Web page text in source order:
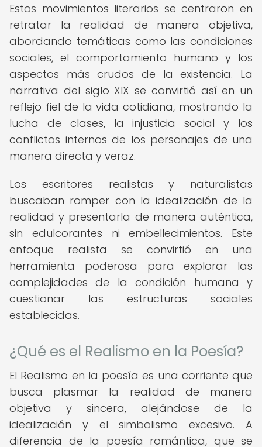
Estos movimientos literarios se centraron en
retratar la realidad de manera objetiva,
abordando temáticas como las condiciones
sociales, el comportamiento humano y los
aspectos más crudos de la existencia. La
narrativa del siglo XIX se convirtió así en un
reflejo fiel de la vida cotidiana, mostrando la
lucha de clases, la injusticia social y los
conflictos internos de los personajes de una
manera directa y veraz.
Los escritores realistas y naturalistas
buscaban romper con la idealización de la
realidad y presentarla de manera auténtica,
sin edulcorantes ni embellecimientos. Este
enfoque realista se convirtió en una
herramienta poderosa para explorar las
complejidades de la condición humana y
cuestionar las estructuras sociales
establecidas.
¿Qué es el Realismo en la Poesía?
El Realismo en la poesía es una corriente que
busca plasmar la realidad de manera
objetiva y sincera, alejándose de la
idealización y el simbolismo excesivo. A
diferencia de la poesía romántica, que se